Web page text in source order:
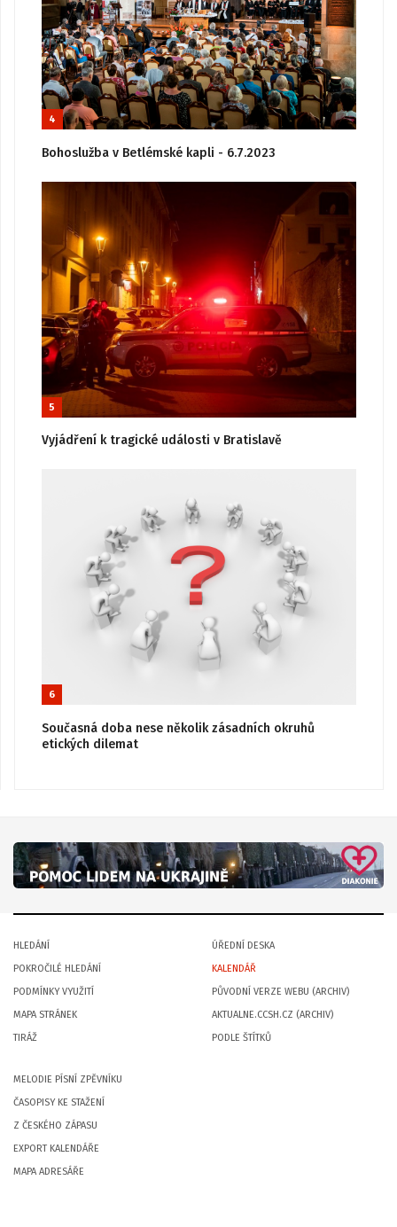
4
Bohoslužba v Betlémské kapli - 6.7.2023
5
Vyjádření k tragické události v Bratislavě
6
Současná doba nese několik zásadních okruhů
etických dilemat
HLEDÁNÍ
POKROČILÉ HLEDÁNÍ
PODMÍNKY VYUŽITÍ
MAPA STRÁNEK
TIRÁŽ
ÚŘEDNÍ DESKA
KALENDÁŘ
PŮVODNÍ VERZE WEBU (ARCHIV)
AKTUALNE.CCSH.CZ (ARCHIV)
PODLE ŠTÍTKŮ
MELODIE PÍSNÍ ZPĚVNÍKU
ČASOPISY KE STAŽENÍ
Z ČESKÉHO ZÁPASU
EXPORT KALENDÁŘE
MAPA ADRESÁŘE